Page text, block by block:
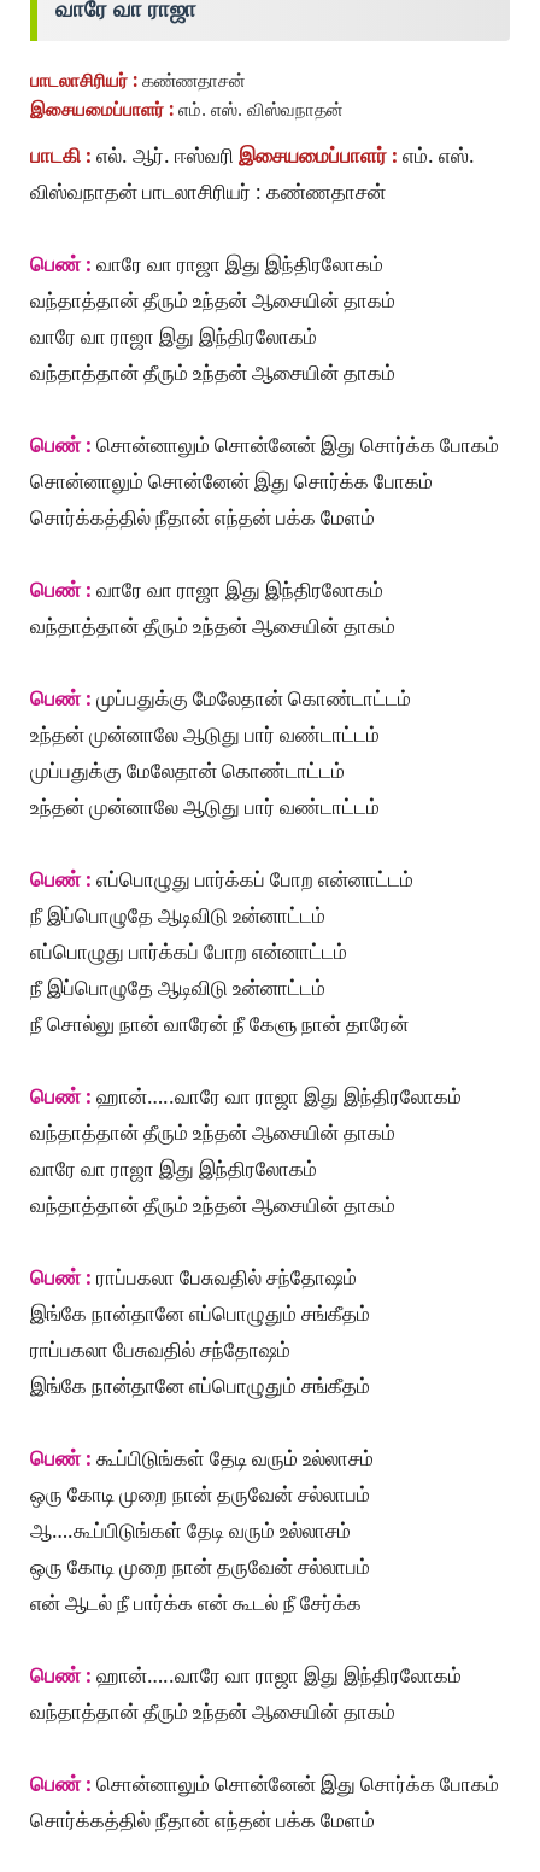
வாரே வா ராஜா
பாடலாசிரியர் : கண்ணதாசன்
இசையமைப்பாளர் : எம். எஸ். விஸ்வநாதன்
பாடகி : எல். ஆர். ஈஸ்வரி இசையமைப்பாளர் : எம். எஸ்.
விஸ்வநாதன் பாடலாசிரியர் : கண்ணதாசன்
பெண் : வாரே வா ராஜா இது இந்திரலோகம்
வந்தாத்தான் தீரும் உந்தன் ஆசையின் தாகம்
வாரே வா ராஜா இது இந்திரலோகம்
வந்தாத்தான் தீரும் உந்தன் ஆசையின் தாகம்
பெண் : சொன்னாலும் சொன்னேன் இது சொர்க்க போகம்
சொன்னாலும் சொன்னேன் இது சொர்க்க போகம்
சொர்க்கத்தில் நீதான் எந்தன் பக்க மேளம்
பெண் : வாரே வா ராஜா இது இந்திரலோகம்
வந்தாத்தான் தீரும் உந்தன் ஆசையின் தாகம்
பெண் : முப்பதுக்கு மேலேதான் கொண்டாட்டம்
உந்தன் முன்னாலே ஆடுது பார் வண்டாட்டம்
முப்பதுக்கு மேலேதான் கொண்டாட்டம்
உந்தன் முன்னாலே ஆடுது பார் வண்டாட்டம்
பெண் : எப்பொழுது பார்க்கப் போற என்னாட்டம்
நீ இப்பொழுதே ஆடிவிடு உன்னாட்டம்
எப்பொழுது பார்க்கப் போற என்னாட்டம்
நீ இப்பொழுதே ஆடிவிடு உன்னாட்டம்
நீ சொல்லு நான் வாரேன் நீ கேளு நான் தாரேன்
பெண் : ஹான்…..வாரே வா ராஜா இது இந்திரலோகம்
வந்தாத்தான் தீரும் உந்தன் ஆசையின் தாகம்
வாரே வா ராஜா இது இந்திரலோகம்
வந்தாத்தான் தீரும் உந்தன் ஆசையின் தாகம்
பெண் : ராப்பகலா பேசுவதில் சந்தோஷம்
இங்கே நான்தானே எப்பொழுதும் சங்கீதம்
ராப்பகலா பேசுவதில் சந்தோஷம்
இங்கே நான்தானே எப்பொழுதும் சங்கீதம்
பெண் : கூப்பிடுங்கள் தேடி வரும் உல்லாசம்
ஒரு கோடி முறை நான் தருவேன் சல்லாபம்
ஆ….கூப்பிடுங்கள் தேடி வரும் உல்லாசம்
ஒரு கோடி முறை நான் தருவேன் சல்லாபம்
என் ஆடல் நீ பார்க்க என் கூடல் நீ சேர்க்க
பெண் : ஹான்…..வாரே வா ராஜா இது இந்திரலோகம்
வந்தாத்தான் தீரும் உந்தன் ஆசையின் தாகம்
பெண் : சொன்னாலும் சொன்னேன் இது சொர்க்க போகம்
சொர்க்கத்தில் நீதான் எந்தன் பக்க மேளம்